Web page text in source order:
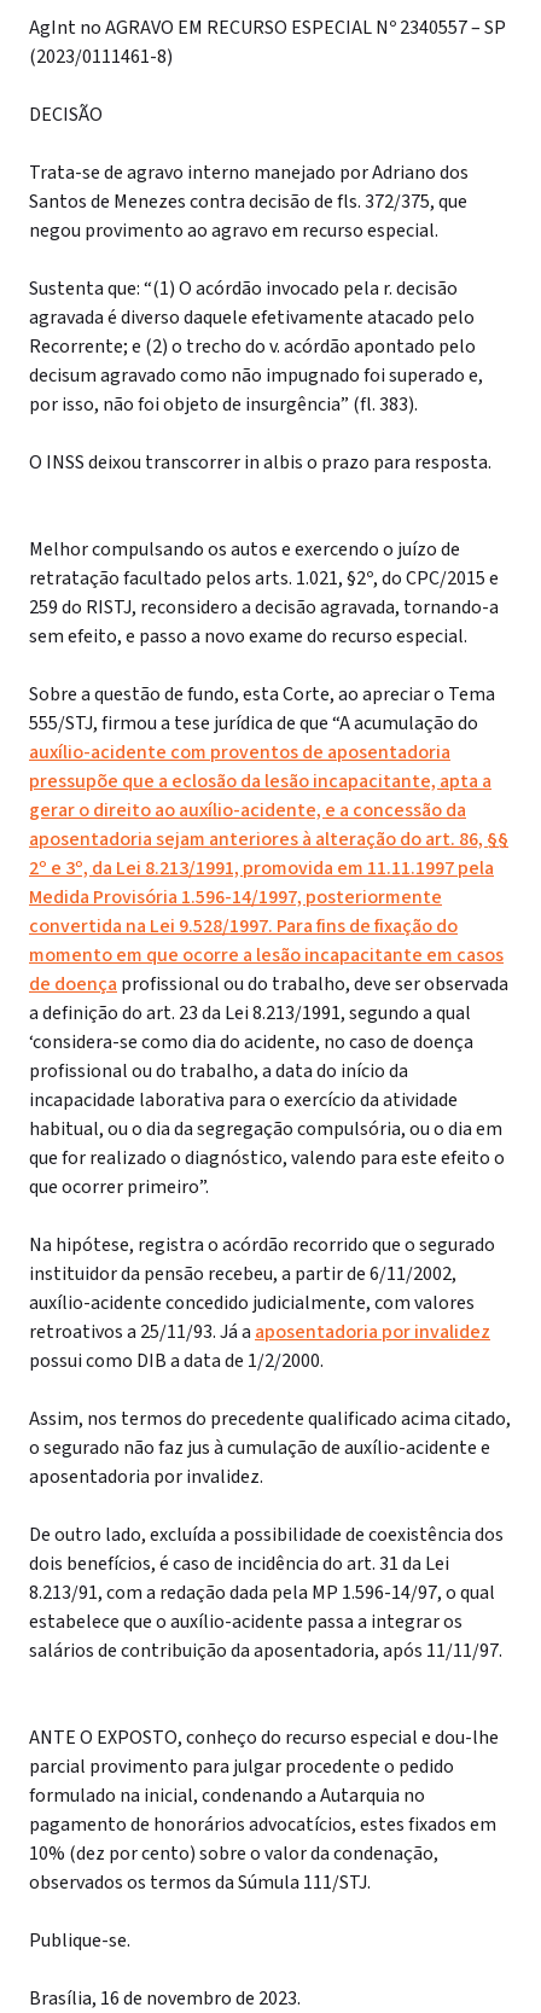
AgInt no AGRAVO EM RECURSO ESPECIAL Nº 2340557 – SP
(2023/0111461-8)
DECISÃO
Trata-se de agravo interno manejado por Adriano dos
Santos de Menezes contra decisão de fls. 372/375, que
negou provimento ao agravo em recurso especial.
Sustenta que: “(1) O acórdão invocado pela r. decisão
agravada é diverso daquele efetivamente atacado pelo
Recorrente; e (2) o trecho do v. acórdão apontado pelo
decisum agravado como não impugnado foi superado e,
por isso, não foi objeto de insurgência” (fl. 383).
O INSS deixou transcorrer in albis o prazo para resposta.
Melhor compulsando os autos e exercendo o juízo de
retratação facultado pelos arts. 1.021, §2º, do CPC/2015 e
259 do RISTJ, reconsidero a decisão agravada, tornando-a
sem efeito, e passo a novo exame do recurso especial.
Sobre a questão de fundo, esta Corte, ao apreciar o Tema
555/STJ, firmou a tese jurídica de que “A acumulação do
auxílio-acidente com proventos de aposentadoria
pressupõe que a eclosão da lesão incapacitante, apta a
gerar o direito ao auxílio-acidente, e a concessão da
aposentadoria sejam anteriores à alteração do art. 86, §§
2º e 3º, da Lei 8.213/1991, promovida em 11.11.1997 pela
Medida Provisória 1.596-14/1997, posteriormente
convertida na Lei 9.528/1997. Para fins de fixação do
momento em que ocorre a lesão incapacitante em casos
de doença profissional ou do trabalho, deve ser observada
a definição do art. 23 da Lei 8.213/1991, segundo a qual
‘considera-se como dia do acidente, no caso de doença
profissional ou do trabalho, a data do início da
incapacidade laborativa para o exercício da atividade
habitual, ou o dia da segregação compulsória, ou o dia em
que for realizado o diagnóstico, valendo para este efeito o
que ocorrer primeiro”.
Na hipótese, registra o acórdão recorrido que o segurado
instituidor da pensão recebeu, a partir de 6/11/2002,
auxílio-acidente concedido judicialmente, com valores
retroativos a 25/11/93. Já a aposentadoria por invalidez
possui como DIB a data de 1/2/2000.
Assim, nos termos do precedente qualificado acima citado,
o segurado não faz jus à cumulação de auxílio-acidente e
aposentadoria por invalidez.
De outro lado, excluída a possibilidade de coexistência dos
dois benefícios, é caso de incidência do art. 31 da Lei
8.213/91, com a redação dada pela MP 1.596-14/97, o qual
estabelece que o auxílio-acidente passa a integrar os
salários de contribuição da aposentadoria, após 11/11/97.
ANTE O EXPOSTO, conheço do recurso especial e dou-lhe
parcial provimento para julgar procedente o pedido
formulado na inicial, condenando a Autarquia no
pagamento de honorários advocatícios, estes fixados em
10% (dez por cento) sobre o valor da condenação,
observados os termos da Súmula 111/STJ.
Publique-se.
Brasília, 16 de novembro de 2023.